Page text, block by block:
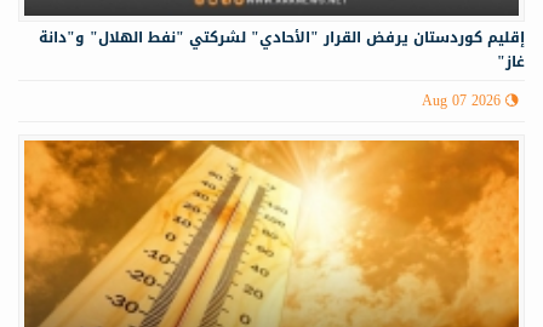
إقليم كوردستان يرفض القرار "الأحادي" لشركتي "نفط الهلال" و"دانة
غاز"
Aug 07 2026